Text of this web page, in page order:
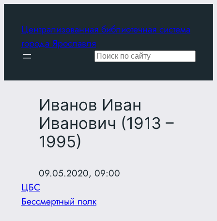
содержимому
Централизованная библиотечная система
города Ярославля
Поиск
Иванов Иван
Иванович (1913 –
1995)
09.05.2020, 09:00
ЦБС
Бессмертный полк